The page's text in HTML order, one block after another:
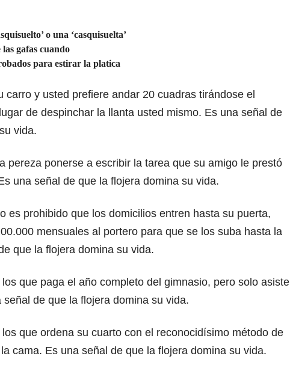
o una ‘casquisuelta’
gafas cuando
para estirar la platica
carro y usted prefiere andar 20 cuadras tirándose el
de despinchar la llanta usted mismo. Es una señal de
vida.
pereza ponerse a escribir la tarea que su amigo le prestó
una señal de que la flojera domina su vida.
es prohibido que los domicilios entren hasta su puerta,
mensuales al portero para que se los suba hasta la
que la flojera domina su vida.
que paga el año completo del gimnasio, pero solo asiste
de que la flojera domina su vida.
que ordena su cuarto con el reconocidísimo método de
cama. Es una señal de que la flojera domina su vida.